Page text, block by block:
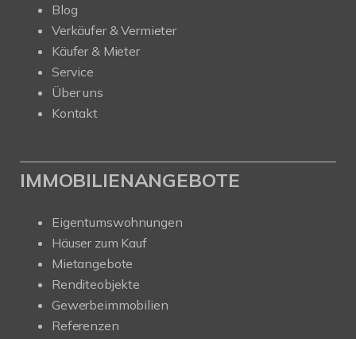
Blog
Verkäufer & Vermieter
Käufer & Mieter
Service
Über uns
Kontakt
IMMOBILIENANGEBOTE
Eigentumswohnungen
Häuser zum Kauf
Mietangebote
Renditeobjekte
Gewerbeimmobilien
Referenzen